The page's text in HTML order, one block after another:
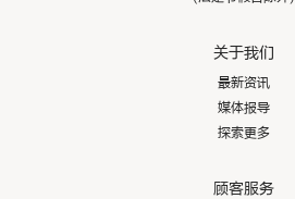
关于我们
最新资讯
媒体报导
探索更多
顾客服务